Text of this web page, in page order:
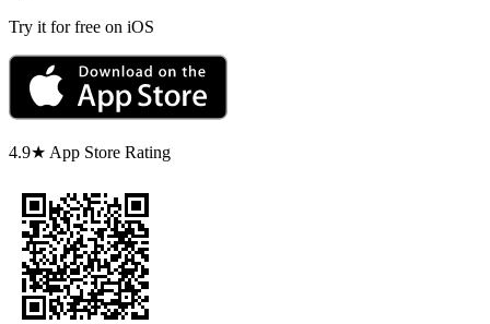
Try it for free on iOS
4.9★ App Store Rating